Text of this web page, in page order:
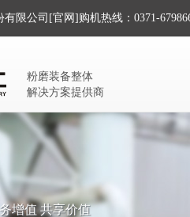
有限公司[官网] 购机热线：0371-
粉磨装备整体
解决方案提供商
增值 共享价值